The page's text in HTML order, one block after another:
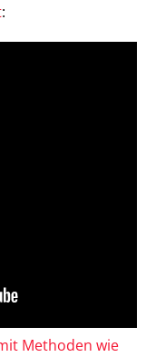
:
Methoden wie